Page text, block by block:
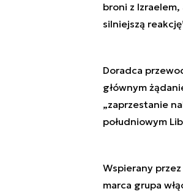
broni z
silniejszą
Doradca
głównym
„zaprzestanie
południowym
Wspierany
marca grupa